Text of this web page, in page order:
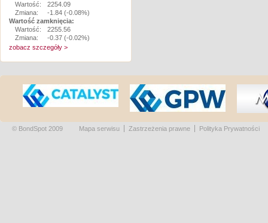
Wartość:
2254.09
Zmiana:
-1.84 (-0.08%)
Wartość zamknięcia:
Wartość:
2255.56
Zmiana:
-0.37 (-0.02%)
zobacz szczegóły >
© BondSpot 2009 Mapa serwisu Zastrzeżenia prawne Polityka Prywatności